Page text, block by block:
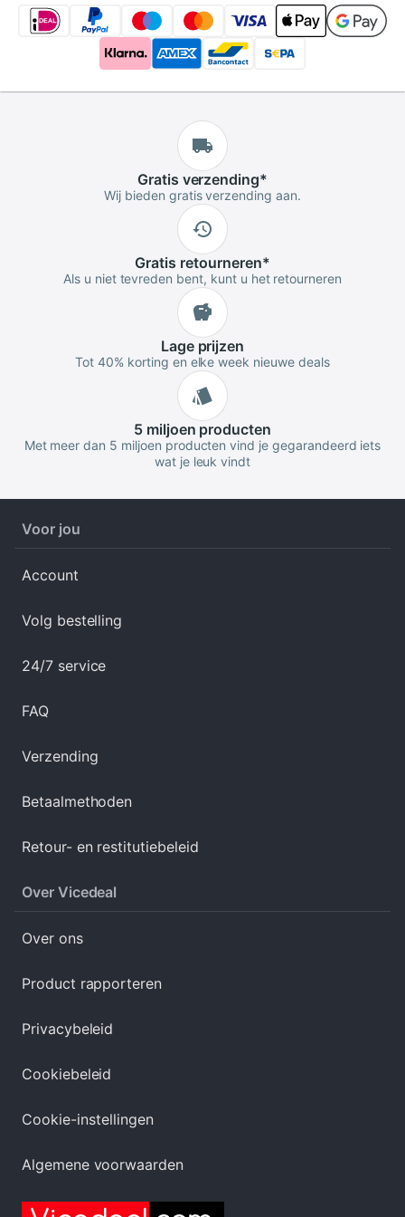
Gratis verzending*
Wij bieden gratis verzending aan.
Gratis retourneren*
Als u niet tevreden bent, kunt u het retourneren
Lageprijzen
Tot 40% korting en elke week nieuwe deals
5 miljoen producten
Met meer dan 5 miljoen producten vind je gegarandeerd iets
wat je leuk vindt
Voor jou
Account
Volg bestelling
24/7 service
FAQ
Verzending
Betaalmethoden
Retour- en restitutiebeleid
Over Vicedeal
Over ons
Product rapporteren
Privacybeleid
Cookiebeleid
Cookie-instellingen
Algemene voorwaarden